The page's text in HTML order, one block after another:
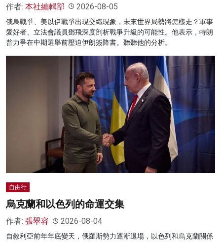
作者: 本社編輯部 2026-08-05
俄烏戰爭、美以伊戰爭出現交織現象，未來世界局勢將怎樣走？軍事
愛好者、立法會議員鄧飛深度剖析戰爭升級的可能性。他表示，特朗
普力爭在中期選舉前壓迫伊朗簽降書。聽聽他的分析。
自由行
烏克蘭和以色列的命運交集
作者: 張翠容 2026-08-04
自敘利亞前年年底變天，俄羅斯勢力逐漸退場，以色列和烏克蘭關係